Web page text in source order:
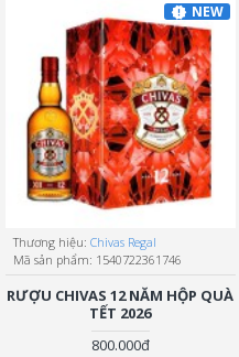
NEW
Thương hiệu: Chivas Regal
Mã sản phẩm: 1540722361746
RƯỢU CHIVAS 12 NĂM HỘP QUÀ
TẾT 2026
800.000đ